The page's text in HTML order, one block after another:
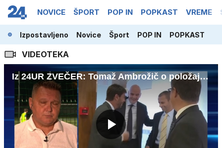
NOVICE ŠPORT POP IN POPKAST VREME
Izpostavljeno Novice Šport POP IN POPKAST
VIDEOTEKA
Iz 24UR ZVEČER: Tomaž Ambrožič o položaju Infantina